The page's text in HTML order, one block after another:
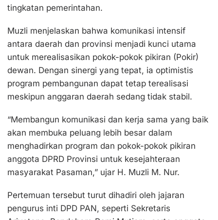
tingkatan pemerintahan.
Muzli menjelaskan bahwa komunikasi intensif
antara daerah dan provinsi menjadi kunci utama
untuk merealisasikan pokok-pokok pikiran (Pokir)
dewan. Dengan sinergi yang tepat, ia optimistis
program pembangunan dapat tetap terealisasi
meskipun anggaran daerah sedang tidak stabil.
“Membangun komunikasi dan kerja sama yang baik
akan membuka peluang lebih besar dalam
menghadirkan program dan pokok-pokok pikiran
anggota DPRD Provinsi untuk kesejahteraan
masyarakat Pasaman,” ujar H. Muzli M. Nur.
Pertemuan tersebut turut dihadiri oleh jajaran
pengurus inti DPD PAN, seperti Sekretaris